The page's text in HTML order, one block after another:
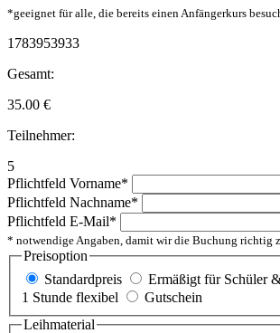
*geeignet für alle, die bereits einen Anfängerkurs
1783953933
Gesamt:
35.00 €
Teilnehmer:
5
Pflichtfeld Vorname*
Pflichtfeld Nachname*
Pflichtfeld E-Mail*
* notwendige Angaben, damit wir die Buchung richtig
Preisoption
Standardpreis
Ermäßigt für Schüler
1 Stunde flexibel
Gutschein
Leihmaterial